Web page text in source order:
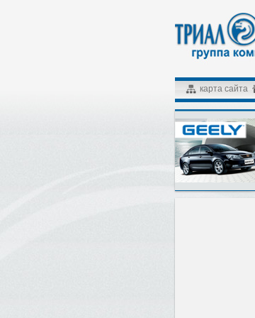
карта сайта